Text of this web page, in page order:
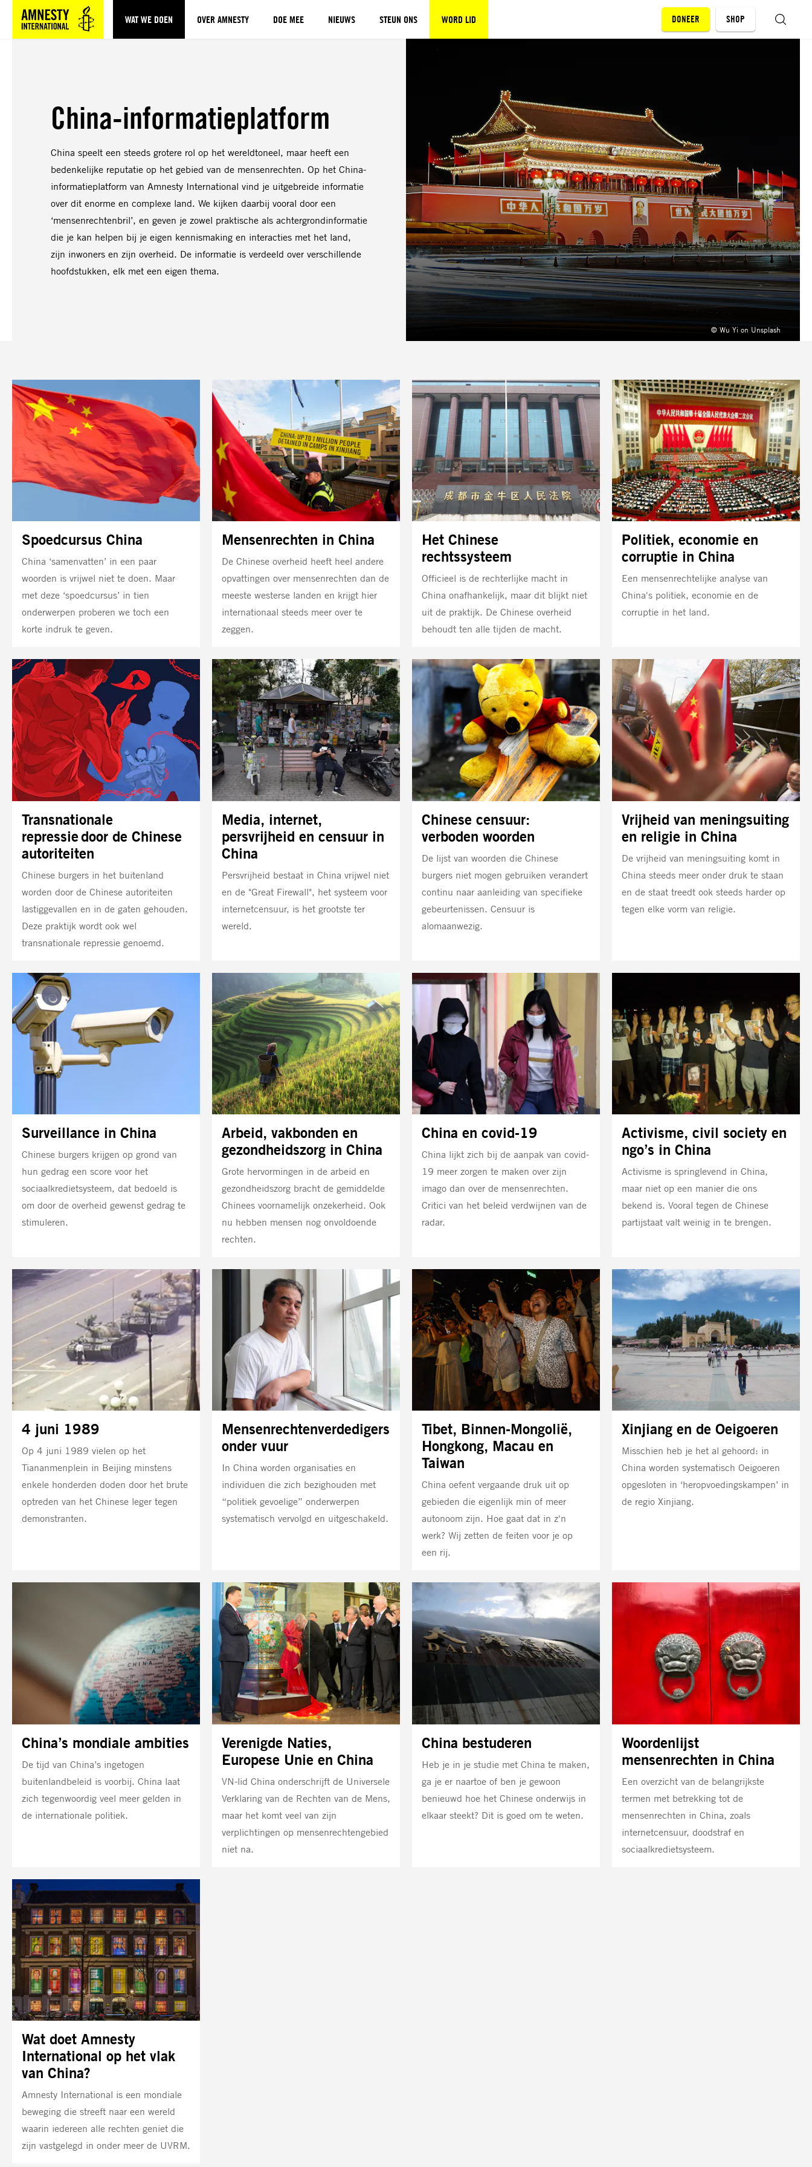
Sla navigatie over
WAT WE DOEN OVER AMNESTY DOE MEE NIEUWS STEUN ONS WORD LID DONEER SHOP
China-informatieplatform
China speelt een steeds grotere rol op het wereldtoneel, maar heeft een
bedenkelijke reputatie op het gebied van de mensenrechten. Op het China-
informatieplatform van Amnesty International vind je uitgebreide informatie
over dit enorme en complexe land. We kijken daarbij vooral door een
‘mensenrechtenbril’, en geven je zowel praktische als achtergrondinformatie
die je kan helpen bij je eigen kennismaking en interacties met het land,
zijn inwoners en zijn overheid. De informatie is verdeeld over verschillende
hoofdstukken, elk met een eigen thema.
© Wu Yi on Unsplash
Spoedcursus China
China ‘samenvatten’ in een paar
woorden is vrijwel niet te doen. Maar
met deze ‘spoedcursus’ in tien
onderwerpen proberen we toch een
korte indruk te geven.
Mensenrechten in China
De Chinese overheid heeft heel andere
opvattingen over mensenrechten dan de
meeste westerse landen en krijgt hier
internationaal steeds meer over te
zeggen.
Het Chinese
rechtssysteem
Officieel is de rechterlijke macht in
China onafhankelijk, maar dit blijkt niet
uit de praktijk. De Chinese overheid
behoudt ten alle tijden de macht.
Politiek, economie en
corruptie in China
Een mensenrechtelijke analyse van
China's politiek, economie en de
corruptie in het land.
Transnationale
repressie door de Chinese
autoriteiten
Chinese burgers in het buitenland
worden door de Chinese autoriteiten
lastiggevallen en in de gaten gehouden.
Deze praktijk wordt ook wel
transnationale repressie genoemd.
Media, internet,
persvrijheid en censuur in
China
Persvrijheid bestaat in China vrijwel niet
en de "Great Firewall", het systeem voor
internetcensuur, is het grootste ter
wereld.
Chinese censuur:
verboden woorden
De lijst van woorden die Chinese
burgers niet mogen gebruiken verandert
continu naar aanleiding van specifieke
gebeurtenissen. Censuur is
alomaanwezig.
Vrijheid van meningsuiting
en religie in China
De vrijheid van meningsuiting komt in
China steeds meer onder druk te staan
en de staat treedt ook steeds harder op
tegen elke vorm van religie.
Surveillance in China
Chinese burgers krijgen op grond van
hun gedrag een score voor het
sociaalkredietsysteem, dat bedoeld is
om door de overheid gewenst gedrag te
stimuleren.
Arbeid, vakbonden en
gezondheidszorg in China
Grote hervormingen in de arbeid en
gezondheidszorg bracht de gemiddelde
Chinees voornamelijk onzekerheid. Ook
nu hebben mensen nog onvoldoende
rechten.
China en covid-19
China lijkt zich bij de aanpak van covid-
19 meer zorgen te maken over zijn
imago dan over de mensenrechten.
Critici van het beleid verdwijnen van de
radar.
Activisme, civil society en
ngo’s in China
Activisme is springlevend in China,
maar niet op een manier die ons
bekend is. Vooral tegen de Chinese
partijstaat valt weinig in te brengen.
4 juni 1989
Op 4 juni 1989 vielen op het
Tiananmenplein in Beijing minstens
enkele honderden doden door het brute
optreden van het Chinese leger tegen
demonstranten.
Mensenrechtenverdedigers
onder vuur
In China worden organisaties en
individuen die zich bezighouden met
“politiek gevoelige” onderwerpen
systematisch vervolgd en uitgeschakeld.
Tibet, Binnen-Mongolië,
Hongkong, Macau en
Taiwan
China oefent vergaande druk uit op
gebieden die eigenlijk min of meer
autonoom zijn. Hoe gaat dat in z'n
werk? Wij zetten de feiten voor je op
een rij.
Xinjiang en de Oeigoeren
Misschien heb je het al gehoord: in
China worden systematisch Oeigoeren
opgesloten in ‘heropvoedingskampen’ in
de regio Xinjiang.
China’s mondiale ambities
De tijd van China’s ingetogen
buitenlandbeleid is voorbij. China laat
zich tegenwoordig veel meer gelden in
de internationale politiek.
Verenigde Naties,
Europese Unie en China
VN-lid China onderschrijft de Universele
Verklaring van de Rechten van de Mens,
maar het komt veel van zijn
verplichtingen op mensenrechtengebied
niet na.
China bestuderen
Heb je in je studie met China te maken,
ga je er naartoe of ben je gewoon
benieuwd hoe het Chinese onderwijs in
elkaar steekt? Dit is goed om te weten.
Woordenlijst
mensenrechten in China
Een overzicht van de belangrijkste
termen met betrekking tot de
mensenrechten in China, zoals
internetcensuur, doodstraf en
sociaalkredietsysteem.
Wat doet Amnesty
International op het vlak
van China?
Amnesty International is een mondiale
beweging die streeft naar een wereld
waarin iedereen alle rechten geniet die
zijn vastgelegd in onder meer de UVRM.